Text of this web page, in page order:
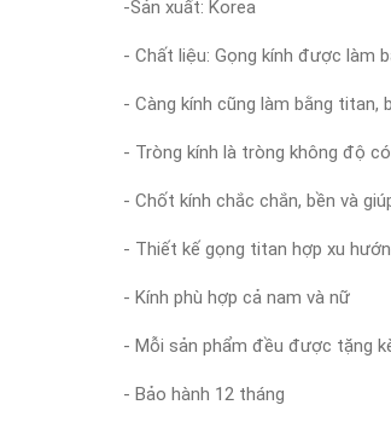
-Sản xuất: Korea
- Chất liệu: Gọng kính được làm
- Càng kính cũng làm bằng titan,
- Tròng kính là tròng không độ
- Chốt kính chắc chắn, bền và
- Thiết kế gọng titan hợp xu
- Kính phù hợp cả nam và nữ
- Mỗi sản phẩm đều được tặng
- Bảo hành 12 tháng